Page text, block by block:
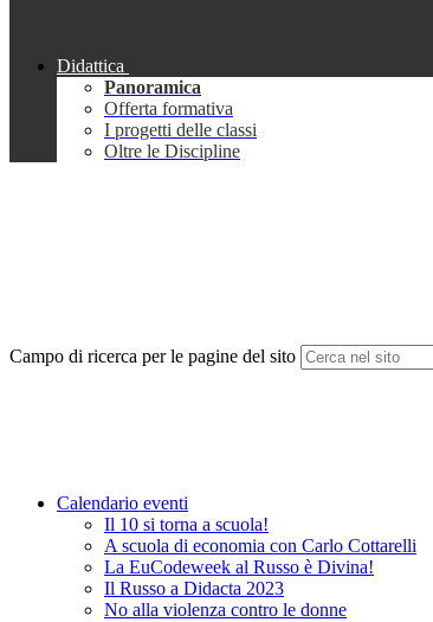
Didattica
Panoramica
Offerta formativa
I progetti delle classi
Oltre le Discipline
Campo di ricerca per le pagine del sito
Calendario eventi
Il 10 si torna a scuola!
A scuola di economia con Carlo Cottarelli
La EuCodeweek al Russo è Divina!
Il Russo a Didacta 2023
No alla violenza contro le donne